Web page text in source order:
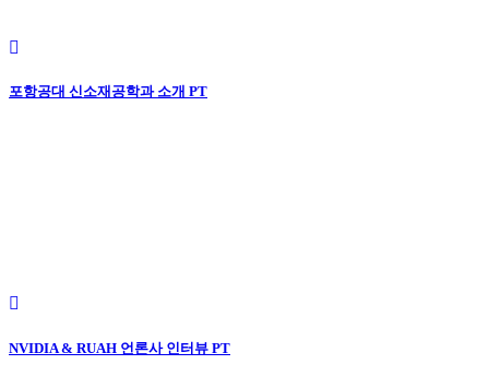
포항공대 신소재공학과 소개 PT
NVIDIA & RUAH 언론사 인터뷰 PT